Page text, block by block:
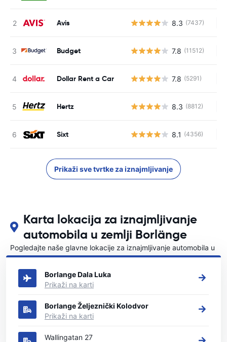
Avis 8.3 (7437)
Budget 7.8 (11512)
Dollar Rent a Car 7.8 (5291)
Hertz 8.3 (8812)
Sixt 8.1 (4356)
Prikaži sve tvrtke za iznajmljivanje
Karta lokacija za iznajmljivanje
automobila u zemlji Borlänge
Pogledajte naše glavne lokacije za iznajmljivanje automobila u
Borlänge
Borlange Dala Luka
Prikaži na karti
Borlange Željeznički Kolodvor
Prikaži na karti
Wallingatan 27